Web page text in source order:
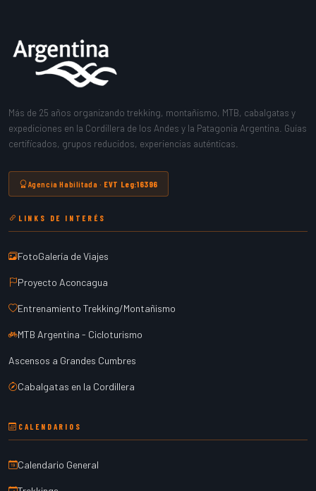
Más de 25 años organizando trekking, montañismo, MTB, cabalgatas y
expediciones en la Cordillera de los Andes y la Patagonia Argentina. Guías
certificados, grupos reducidos, experiencias auténticas.
Agencia Habilitada · EVT Leg:16396
LINKS DE INTERÉS
FotoGalería de Viajes
Proyecto Aconcagua
Entrenamiento Trekking/Montañismo
MTB Argentina - Cicloturismo
Ascensos a Grandes Cumbres
Cabalgatas en la Cordillera
CALENDARIOS
Calendario General